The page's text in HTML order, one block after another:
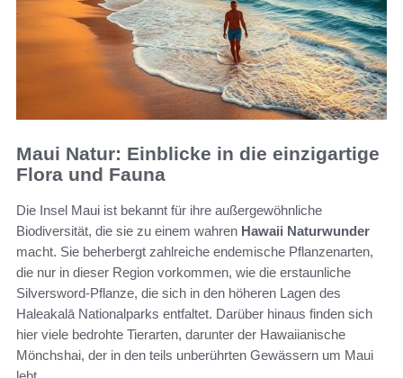
Maui Natur: Einblicke in die einzigartige
Flora und Fauna
Die Insel Maui ist bekannt für ihre außergewöhnliche
Biodiversität, die sie zu einem wahren Hawaii Naturwunder
macht. Sie beherbergt zahlreiche endemische Pflanzenarten,
die nur in dieser Region vorkommen, wie die erstaunliche
Silversword-Pflanze, die sich in den höheren Lagen des
Haleakalā Nationalparks entfaltet. Darüber hinaus finden sich
hier viele bedrohte Tierarten, darunter der Hawaiianische
Mönchshai, der in den teils unberührten Gewässern um Maui